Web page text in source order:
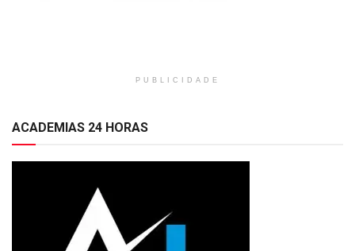
PUBLICIDADE
ACADEMIAS 24 HORAS